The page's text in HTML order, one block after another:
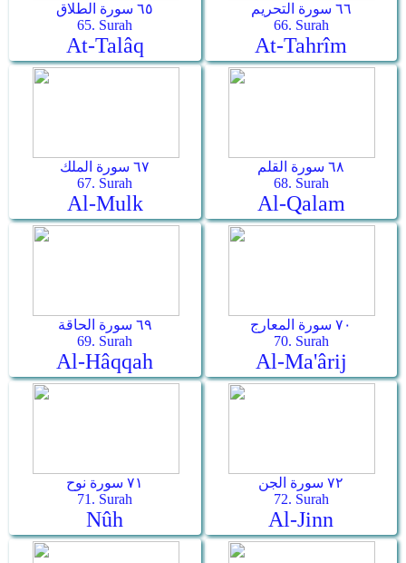
٦٥ سورة الطلاق
65. Surah
At-Talâq
٦٦ سورة التحريم
66. Surah
At-Tahrîm
٦٧ سورة الملك
67. Surah
Al-Mulk
٦٨ سورة القلم
68. Surah
Al-Qalam
٦٩ سورة الحاقة
69. Surah
Al-Hâqqah
٧٠ سورة المعارج
70. Surah
Al-Ma'ârij
٧١ سورة نوح
71. Surah
Nûh
٧٢ سورة الجن
72. Surah
Al-Jinn